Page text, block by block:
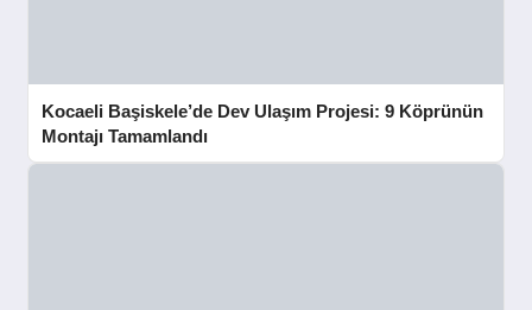
Kocaeli Başiskele’de Dev Ulaşım Projesi: 9 Köprünün
Montajı Tamamlandı